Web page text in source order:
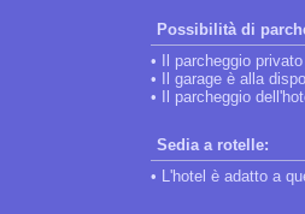
Possibilità di
• Il parcheggio
• Il garage è alla
• Il parcheggio
Sedia a rotelle:
• L'hotel è adatto a